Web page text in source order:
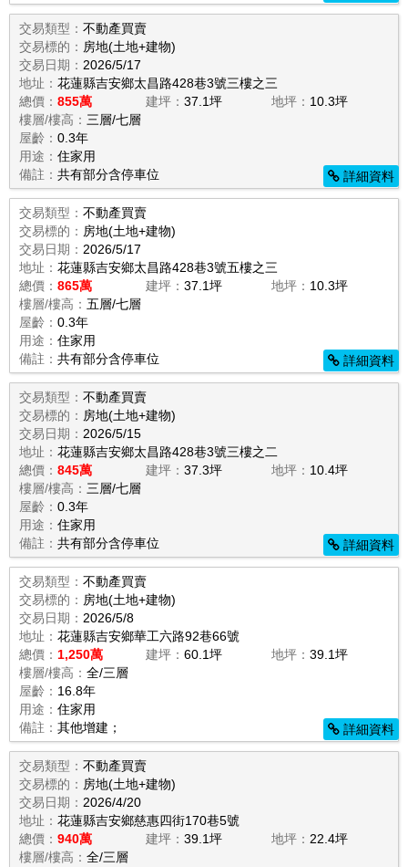
交易類型： 不動產買賣
交易標的： 房地(土地+建物)
交易日期： 2026/5/17
地址： 花蓮縣吉安鄉太昌路428巷3號三樓之三
總價： 855萬 建坪： 37.1坪 地坪： 10.3坪
樓層/樓高： 三層/七層
屋齡： 0.3年
用途： 住家用
備註： 共有部分含停車位 詳細資料
交易類型： 不動產買賣
交易標的： 房地(土地+建物)
交易日期： 2026/5/17
地址： 花蓮縣吉安鄉太昌路428巷3號五樓之三
總價： 865萬 建坪： 37.1坪 地坪： 10.3坪
樓層/樓高： 五層/七層
屋齡： 0.3年
用途： 住家用
備註： 共有部分含停車位 詳細資料
交易類型： 不動產買賣
交易標的： 房地(土地+建物)
交易日期： 2026/5/15
地址： 花蓮縣吉安鄉太昌路428巷3號三樓之二
總價： 845萬 建坪： 37.3坪 地坪： 10.4坪
樓層/樓高： 三層/七層
屋齡： 0.3年
用途： 住家用
備註： 共有部分含停車位 詳細資料
交易類型： 不動產買賣
交易標的： 房地(土地+建物)
交易日期： 2026/5/8
地址： 花蓮縣吉安鄉華工六路92巷66號
總價： 1,250萬 建坪： 60.1坪 地坪：39.1坪
樓層/樓高： 全/三層
屋齡： 16.8年
用途： 住家用
備註： 其他增建； 詳細資料
交易類型： 不動產買賣
交易標的： 房地(土地+建物)
交易日期： 2026/4/20
地址： 花蓮縣吉安鄉慈惠四街170巷5號
總價： 940萬 建坪： 39.1坪 地坪： 22.4坪
樓層/樓高： 全/三層